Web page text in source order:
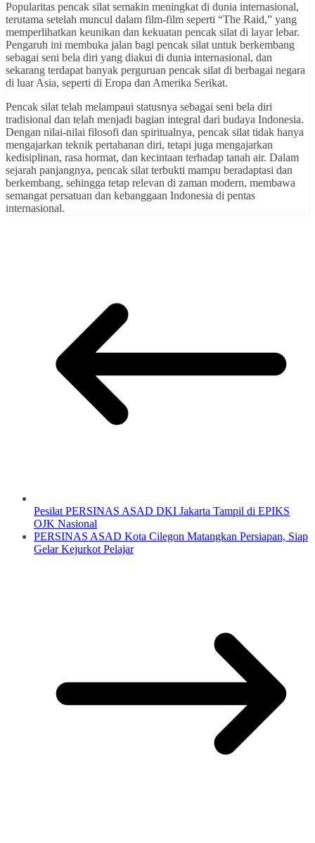
Popularitas pencak silat semakin meningkat di dunia internasional,
terutama setelah muncul dalam film-film seperti “The Raid,” yang
memperlihatkan keunikan dan kekuatan pencak silat di layar lebar.
Pengaruh ini membuka jalan bagi pencak silat untuk berkembang
sebagai seni bela diri yang diakui di dunia internasional, dan
sekarang terdapat banyak perguruan pencak silat di berbagai negara
di luar Asia, seperti di Eropa dan Amerika Serikat.
Pencak silat telah melampaui statusnya sebagai seni bela diri
tradisional dan telah menjadi bagian integral dari budaya Indonesia.
Dengan nilai-nilai filosofi dan spiritualnya, pencak silat tidak hanya
mengajarkan teknik pertahanan diri, tetapi juga mengajarkan
kedisiplinan, rasa hormat, dan kecintaan terhadap tanah air. Dalam
sejarah panjangnya, pencak silat terbukti mampu beradaptasi dan
berkembang, sehingga tetap relevan di zaman modern, membawa
semangat persatuan dan kebanggaan Indonesia di pentas
internasional.
Pesilat PERSINAS ASAD DKI Jakarta Tampil di EPIKS
OJK Nasional
PERSINAS ASAD Kota Cilegon Matangkan Persiapan, Siap
Gelar Kejurkot Pelajar